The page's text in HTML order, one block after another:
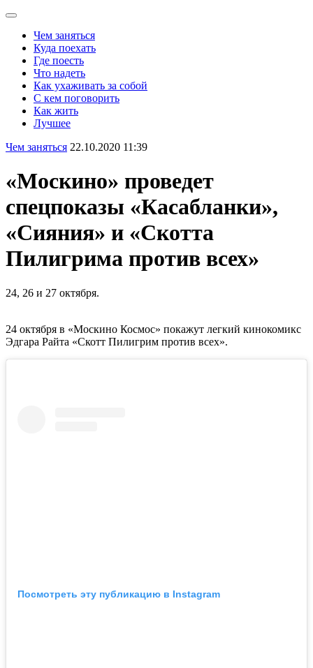
Чем заняться
Куда поехать
Где поесть
Что надеть
Как ухаживать за собой
С кем поговорить
Как жить
Лучшее
Чем заняться 22.10.2020 11:39
«Москино» проведет
спецпоказы «Касабланки»,
«Сияния» и «Скотта
Пилигрима против всех»
24, 26 и 27 октября.
24 октября в «Москино Космос» покажут легкий кинокомикс
Эдгара Райта «Скотт Пилигрим против всех».
Посмотреть эту публикацию в Instagram